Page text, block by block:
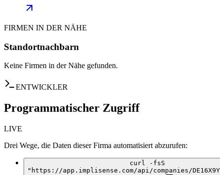
FIRMEN IN DER NÄHE
Standortnachbarn
Keine Firmen in der Nähe gefunden.
ENTWICKLER
Programmatischer Zugriff
LIVE
Drei Wege, die Daten dieser Firma automatisiert abzurufen:
curl -fsS
"https://app.implisense.com/api/companies/